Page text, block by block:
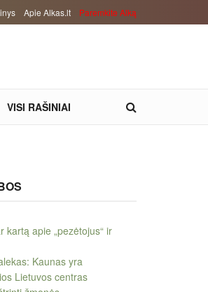
Apie Alkas.lt Paremkite Alką
VISI RAŠINIAI
kartą apie „pezėtojus“ ir
Kaunas yra
Lietuvos centras